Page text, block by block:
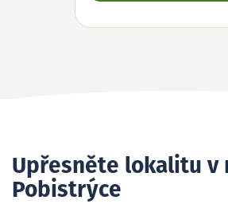
Upřesněte lokalitu v
Pobistrýce